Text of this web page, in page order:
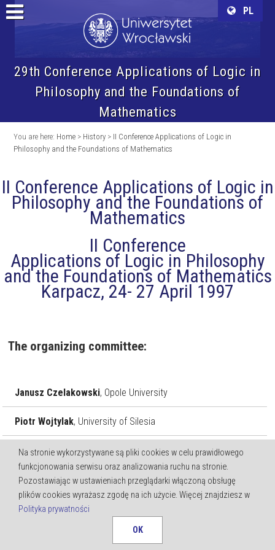
Na stronie wykorzystywane są pliki cookies w celu prawidłowego
funkcjonowania serwisu oraz analizowania ruchu na stronie.
Pozostawiając w ustawieniach przeglądarki włączoną obsługę
plików cookies wyrażasz zgodę na ich użycie. Więcej znajdziesz w
Polityka prywatności
OK
PL
29th Conference Applications of Logic in
Philosophy and the Foundations of
Mathematics
You are here: Home > History > II Conference Applications of Logic in
Philosophy and the Foundations of Mathematics
II Conference Applications of Logic in
Philosophy and the Foundations of
Mathematics
II Conference
Applications of Logic in Philosophy
and the Foundations of Mathematics
Karpacz, 24- 27 April 1997
The organizing committee:
Janusz Czelakowski, Opole University
Piotr Wojtylak, University of Silesia
Jan Zygmunt, Wrocław University
program (PDF / 897.34 kb)
lista (PDF / 786.53 kb)